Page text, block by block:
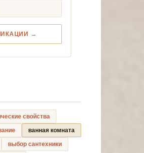
→
свойства
ванная комната
выбор сантехники